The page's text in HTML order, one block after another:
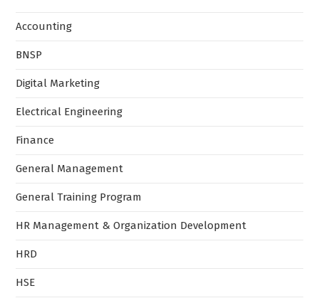
Accounting
BNSP
Digital Marketing
Electrical Engineering
Finance
General Management
General Training Program
HR Management & Organization Development
HRD
HSE